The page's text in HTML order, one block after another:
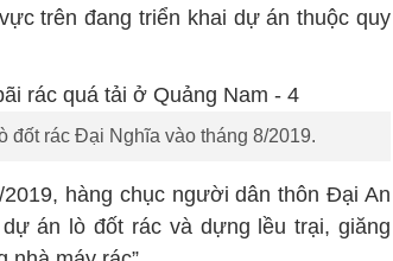
trên đang triển khai dự án thuộc quy
rác Đại Nghĩa vào tháng 8/2019.
hàng chục người dân thôn Đại An
án lò đốt rác và dựng lều trại, giăng